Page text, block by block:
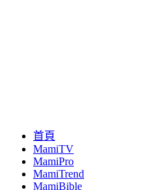
首頁
MamiTV
MamiPro
MamiTrend
MamiBible